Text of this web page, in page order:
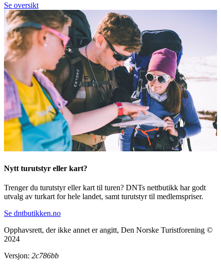
Se oversikt
Nytt turutstyr eller kart?
Trenger du turutstyr eller kart til turen? DNTs nettbutikk har godt
utvalg av turkart for hele landet, samt turutstyr til medlemspriser.
Se dntbutikken.no
Opphavsrett, der ikke annet er angitt, Den Norske Turistforening ©
2024
Versjon: 2c786bb